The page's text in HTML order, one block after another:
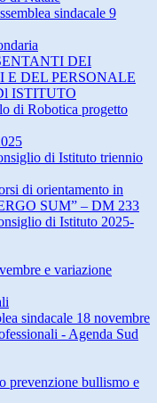
sindacale 9
DEI
E DEL PERSONALE
ISTITUTO
di Robotica progetto
di Istituto triennio
di orientamento in
SUM” – DM 233
di Istituto 2025-
e variazione
sindacale 18 novembre
- Agenda Sud
prevenzione bullismo e